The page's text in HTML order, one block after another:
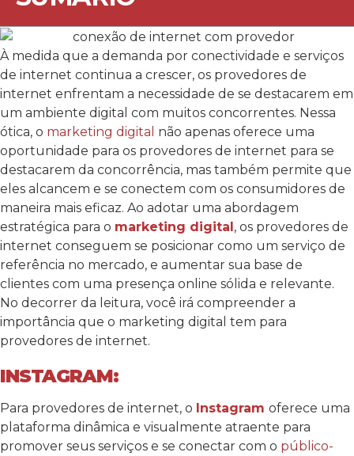
À medida que a demanda por conectividade e serviços
de internet continua a crescer, os provedores de
internet enfrentam a necessidade de se destacarem em
um ambiente digital com muitos concorrentes. Nessa
ótica, o marketing digital não apenas oferece uma
oportunidade para os provedores de internet para se
destacarem da concorrência, mas também permite que
eles alcancem e se conectem com os consumidores de
maneira mais eficaz. Ao adotar uma abordagem
estratégica para o marketing digital, os provedores de
internet conseguem se posicionar como um serviço de
referência no mercado, e aumentar sua base de
clientes com uma presença online sólida e relevante.
No decorrer da leitura, você irá compreender a
importância que o marketing digital tem para
provedores de internet.
INSTAGRAM:
Para provedores de internet, o Instagram oferece uma
plataforma dinâmica e visualmente atraente para
promover seus serviços e se conectar com o público-